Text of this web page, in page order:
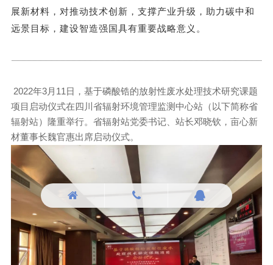
展新材料，对推动技术创新，支撑产业升级，助力碳中和
远景目标，建设智造强国具有重要战略意义。
2022年3月11日，基于磷酸锆的放射性废水处理技术研究课题
项目启动仪式在四川省辐射环境管理监测中心站（以下简称省
辐射站）隆重举行。省辐射站党委书记、站长邓晓钦，亩心新
材董事长魏官惠出席启动仪式。